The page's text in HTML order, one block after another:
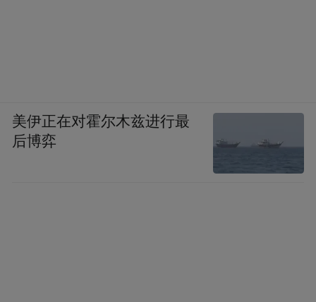
美伊正在对霍尔木兹进行最
后博弈